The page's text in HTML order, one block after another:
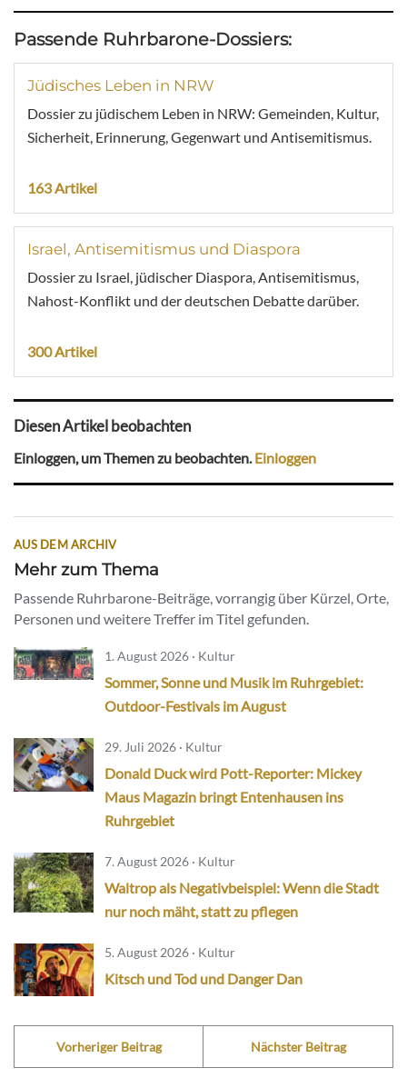
Passende Ruhrbarone-Dossiers:
Jüdisches Leben in NRW
Dossier zu jüdischem Leben in NRW: Gemeinden, Kultur,
Sicherheit, Erinnerung, Gegenwart und Antisemitismus.
163 Artikel
Israel, Antisemitismus und Diaspora
Dossier zu Israel, jüdischer Diaspora, Antisemitismus,
Nahost-Konflikt und der deutschen Debatte darüber.
300 Artikel
Diesen Artikel beobachten
Einloggen, um Themen zu beobachten.Einloggen
AUS DEM ARCHIV
Mehr zum Thema
Passende Ruhrbarone-Beiträge, vorrangig über Kürzel, Orte,
Personen und weitere Treffer im Titel gefunden.
1. August 2026 · Kultur
Sommer, Sonne und Musik im Ruhrgebiet:
Outdoor-Festivals im August
29. Juli 2026 · Kultur
Donald Duck wird Pott-Reporter: Mickey
Maus Magazin bringt Entenhausen ins
Ruhrgebiet
7. August 2026 · Kultur
Waltrop als Negativbeispiel: Wenn die Stadt
nur noch mäht, statt zu pflegen
5. August 2026 · Kultur
Kitsch und Tod und Danger Dan
Vorheriger Beitrag Nächster Beitrag